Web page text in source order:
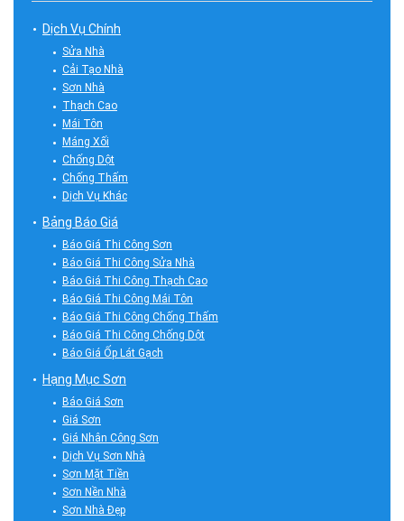
Dịch Vụ Chính
Sửa Nhà
Cải Tạo Nhà
Sơn Nhà
Thạch Cao
Mái Tôn
Máng Xối
Chống Dột
Chống Thấm
Dịch Vụ Khác
Bảng Báo Giá
Báo Giá Thi Công Sơn
Báo Giá Thi Công Sửa Nhà
Báo Giá Thi Công Thạch Cao
Báo Giá Thi Công Mái Tôn
Báo Giá Thi Công Chống Thấm
Báo Giá Thi Công Chống Dột
Báo Giá Ốp Lát Gạch
Hạng Mục Sơn
Báo Giá Sơn
Giá Sơn
Giá Nhân Công Sơn
Dịch Vụ Sơn Nhà
Sơn Mặt Tiền
Sơn Nền Nhà
Sơn Nhà Đẹp